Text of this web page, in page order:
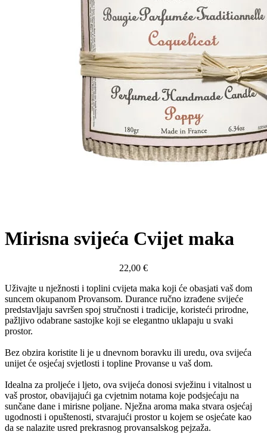
Mirisna svijeća Cvijet maka
22,00 €
Uživajte u nježnosti i toplini cvijeta maka koji će obasjati vaš dom
suncem okupanom Provansom. Durance ručno izrađene svijeće
predstavljaju savršen spoj stručnosti i tradicije, koristeći prirodne,
pažljivo odabrane sastojke koji se elegantno uklapaju u svaki
prostor.
Bez obzira koristite li je u dnevnom boravku ili uredu, ova svijeća
unijet će osjećaj svjetlosti i topline Provanse u vaš dom.
Idealna za proljeće i ljeto, ova svijeća donosi svježinu i vitalnost u
vaš prostor, obavijajući ga cvjetnim notama koje podsjećaju na
sunčane dane i mirisne poljane. Nježna aroma maka stvara osjećaj
ugodnosti i opuštenosti, stvarajući prostor u kojem se osjećate kao
da se nalazite usred prekrasnog provansalskog pejzaža.